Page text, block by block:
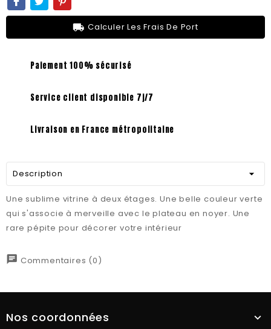
local_shipping Calculer Les Frais De Port
Paiement 100% sécurisé
Service client disponible 7j/7
Livraison en France métropolitaine
Description
Une sublime vitrine à deux étages. Une belle couleur verte
qui s'associe à merveille avec le plateau en noyer. Une
rare pépite pour décorer votre intérieur
chat Commentaires (0)
Nos coordonnées